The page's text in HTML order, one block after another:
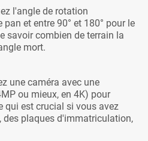
l'angle de rotation
et entre 90° et 180° pour le
savoir combien de terrain la
mort.
une caméra avec une
ou mieux, en 4K) pour
qui est crucial si vous avez
des plaques d'immatriculation,